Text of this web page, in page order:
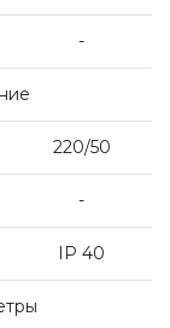
-
220/50
-
IP 40